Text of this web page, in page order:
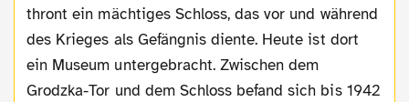
thront ein mächtiges Schloss, das vor und während
des Krieges als Gefängnis diente. Heute ist dort
ein Museum untergebracht. Zwischen dem
Grodzka-Tor und dem Schloss befand sich bis 1942